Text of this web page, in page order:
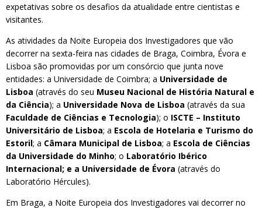
expetativas sobre os desafios da atualidade entre cientistas e
visitantes.
As atividades da Noite Europeia dos Investigadores que vão
decorrer na sexta-feira nas cidades de Braga, Coimbra, Évora e
Lisboa são promovidas por um consórcio que junta nove
entidades: a Universidade de Coimbra; a Universidade de
Lisboa (através do seu Museu Nacional de História Natural e
da Ciência); a Universidade Nova de Lisboa (através da sua
Faculdade de Ciências e Tecnologia); o ISCTE – Instituto
Universitário de Lisboa; a Escola de Hotelaria e Turismo do
Estoril; a Câmara Municipal de Lisboa; a Escola de Ciências
da Universidade do Minho; o Laboratório Ibérico
Internacional; e a Universidade de Évora (através do
Laboratório Hércules).
Em Braga, a Noite Europeia dos Investigadores vai decorrer no